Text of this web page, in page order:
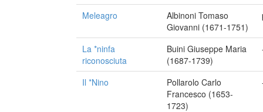
Meleagro
Albinoni Tomaso
Giovanni (1671-1751)
La *ninfa
riconosciuta
Buini Giuseppe Maria
(1687-1739)
Il *Nino
Pollarolo Carlo
Francesco (1653-
1723)